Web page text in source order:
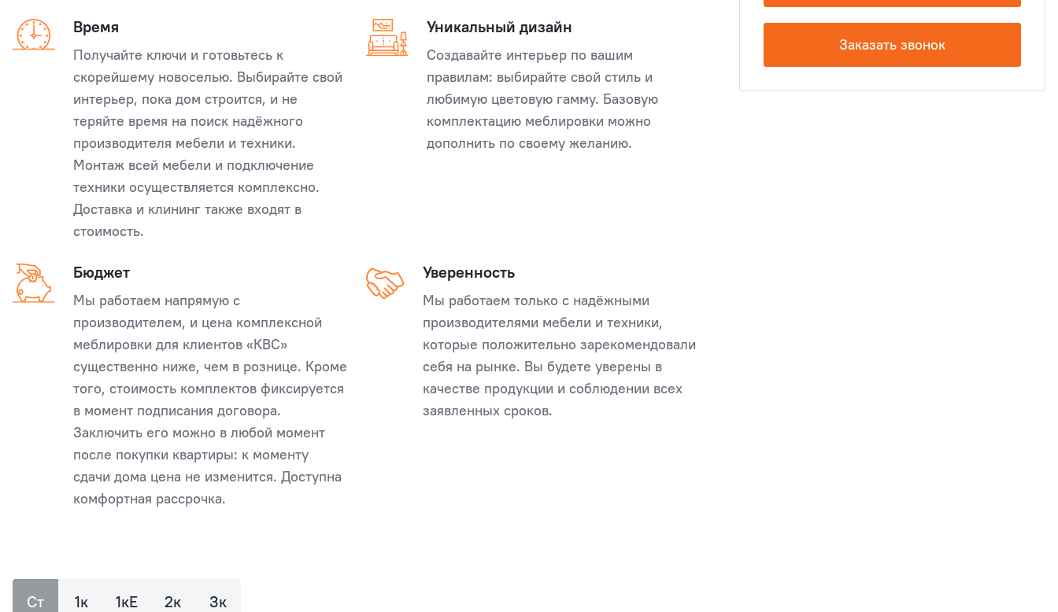
Время
Получайте ключи и готовьтесь к
скорейшему новоселью. Выбирайте свой
интерьер, пока дом строится, и не
теряйте время на поиск надёжного
производителя мебели и техники.
Монтаж всей мебели и подключение
техники осуществляется комплексно.
Доставка и клининг также входят в
стоимость.
Уникальный дизайн
Создавайте интерьер по вашим
правилам: выбирайте свой стиль и
любимую цветовую гамму. Базовую
комплектацию меблировки можно
дополнить по своему желанию.
Бюджет
Мы работаем напрямую с
производителем, и цена комплексной
меблировки для клиентов «КВС»
существенно ниже, чем в рознице. Кроме
того, стоимость комплектов фиксируется
в момент подписания договора.
Заключить его можно в любой момент
после покупки квартиры: к моменту
сдачи дома цена не изменится. Доступна
комфортная рассрочка.
Уверенность
Мы работаем только с надёжными
производителями мебели и техники,
которые положительно зарекомендовали
себя на рынке. Вы будете уверены в
качестве продукции и соблюдении всех
заявленных сроков.
Ст 1к 1кЕ 2к 3к
Заказать звонок